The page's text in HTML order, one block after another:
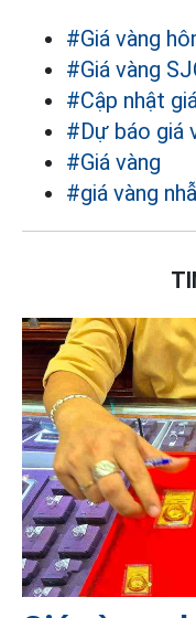
#Giá vàng
#Giá vàng
#Cập nhật
#Dự báo giá
#Giá vàng
#giá vàng